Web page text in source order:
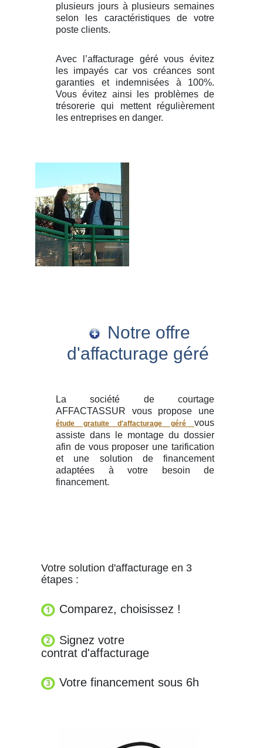
plusieurs jours à plusieurs semaines
selon les caractéristiques de votre
poste clients.
Avec l’affacturage géré vous évitez
les impayés car vos créances sont
garanties et indemnisées à 100%.
Vous évitez ainsi les problèmes de
trésorerie qui mettent régulièrement
les entreprises en danger.
Notre offre
d'affacturage géré
La société de courtage
AFFACTASSUR vous propose une
étude gratuite d'affacturage géré vous
assiste dans le montage du dossier
afin de vous proposer une tarification
et une solution de financement
adaptées à votre besoin de
financement.
Votre solution d'affacturage en 3
étapes :
Comparez, choisissez !
Signez votre
contrat d'affacturage
Votre financement sous 6h